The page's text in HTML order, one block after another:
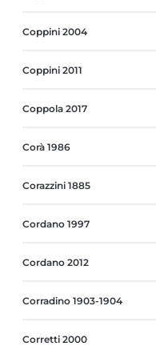
Coppini 2004
Coppini 2011
Coppola 2017
Corà 1986
Corazzini 1885
Cordano 1997
Cordano 2012
Corradino 1903-1904
Corretti 2000